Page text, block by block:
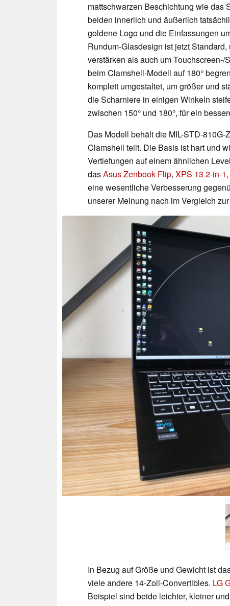
mattschwarzen Beschichtung wie das
beiden innerlich und äußerlich
goldene Logo und die Einfassungen
Rundum-Glasdesign ist jetzt
verstärken als auch um
beim Clamshell-Modell auf 180°
komplett umgestaltet, um größer und
die Scharniere in einigen Winkeln
zwischen 150° und 180°, für ein
Das Modell behält die MIL-STD-
Clamshell teilt. Die Basis ist hart und
Vertiefungen auf einem ähnlichen
dasAsus Zenbook Flip, XPS 13 2-in-1
eine wesentliche Verbesserung
unserer Meinung nach im Vergleich
In Bezug auf Größe und Gewicht ist
viele andere 14-Zoll-Convertibles. LG
Beispiel sind beide leichter, kleiner